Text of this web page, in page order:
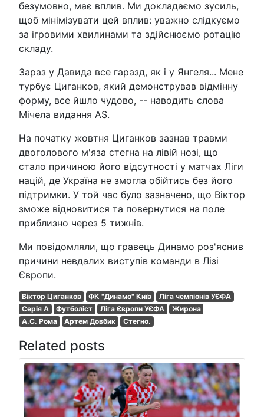
безумовно, має вплив. Ми докладаємо зусиль,
щоб мінімізувати цей вплив: уважно слідкуємо
за ігровими хвилинами та здійснюємо ротацію
складу.
Зараз у Давида все гаразд, як і у Янгеля... Мене
турбує Циганков, який демонстрував відмінну
форму, все йшло чудово, -- наводить слова
Мічела видання AS.
На початку жовтня Циганков зазнав травми
двоголового м'яза стегна на лівій нозі, що
стало причиною його відсутності у матчах Ліги
націй, де Україна не змогла обійтись без його
підтримки. У той час було зазначено, що Віктор
зможе відновитися та повернутися на поле
приблизно через 5 тижнів.
Ми повідомляли, що гравець Динамо роз'яснив
причини невдалих виступів команди в Лізі
Європи.
Віктор Циганков ФК "Динамо" Київ
Ліга чемпіонів УЄФА
Серія A
Футболіст Ліга Європи УЄФА
Жирона
А.С. Рома
Артем Довбик Стегно.
Related posts